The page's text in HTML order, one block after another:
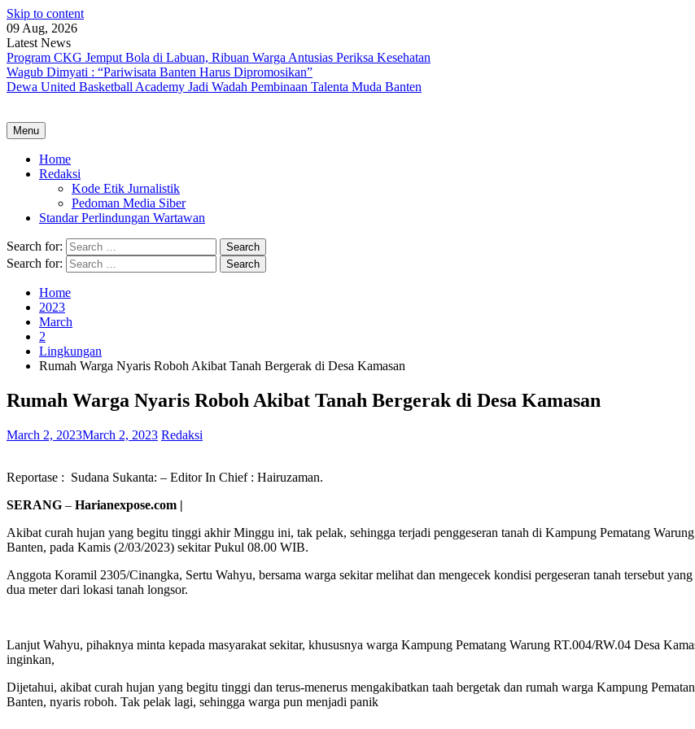
Skip to content
09 Aug, 2026
Latest News
Program CKG Jemput Bola di Labuan, Ribuan Warga Antusias Periksa Kesehatan
Wagub Dimyati : “Pariwisata Banten Harus Dipromosikan”
Dewa United Basketball Academy Jadi Wadah Pembinaan Talenta Muda Banten
Menu
Home
Redaksi
Kode Etik Jurnalistik
Pedoman Media Siber
Standar Perlindungan Wartawan
Search for:
Search for:
Home
2023
March
2
Lingkungan
Rumah Warga Nyaris Roboh Akibat Tanah Bergerak di Desa Kamasan
Rumah Warga Nyaris Roboh Akibat Tanah Bergerak di Desa Kamasan
March 2, 2023March 2, 2023 Redaksi
Reportase : Sudana Sukanta: – Editor In Chief : Hairuzaman.
SERANG – Harianexpose.com |
Akibat curah hujan yang begitu tinggi akhir Minggu ini, tak pelak, sehingga terjadi penggeseran tanah di Kampung Pematang
Banten, pada Kamis (2/03/2023) sekitar Pukul 08.00 WIB.
Anggota Koramil 2305/Cinangka, Sertu Wahyu, bersama warga sekitar melihat dan mengecek kondisi pergeseran tanah tersebut
dua meter dari lokasi tanah longsor.
Lanjut Wahyu, pihaknya minta kepada masyarakat sekitar, khususnya warga Kampung Pematang Warung RT.004/RW.04 Desa
inginkan,
Dijetahui, akibat curah hujan yang begitu tinggi dan terus-menerus mengakibatkan taah bergetak dan rumah warga Kampung
Banten, nyaris roboh. Tak pelak lagi, sehingga warga pun menjadi panik